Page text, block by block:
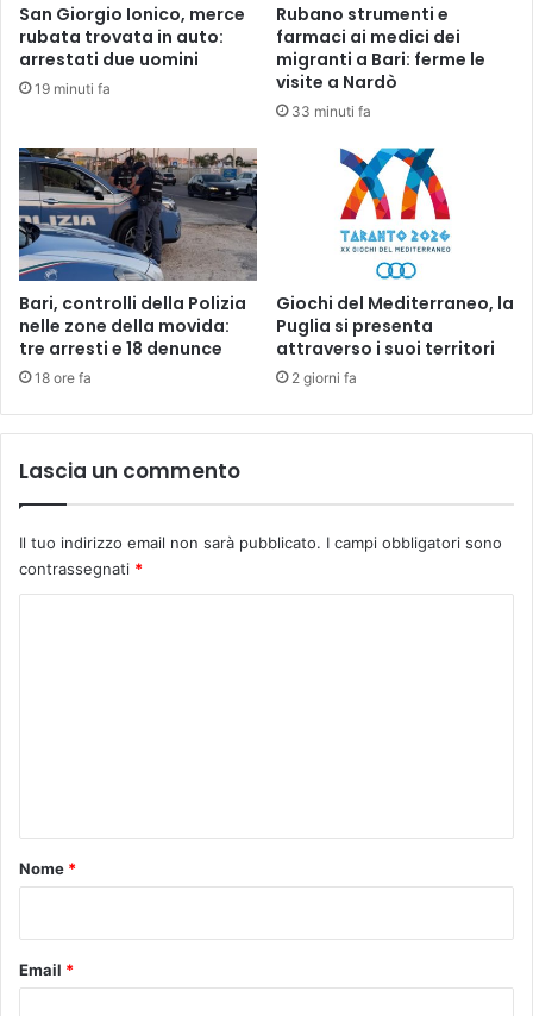
San Giorgio Ionico, merce
rubata trovata in auto:
arrestati due uomini
19 minuti fa
Rubano strumenti e
farmaci ai medici dei
migranti a Bari: ferme le
visite a Nardò
33 minuti fa
Bari, controlli della Polizia
nelle zone della movida:
tre arresti e 18 denunce
18 ore fa
Giochi del Mediterraneo, la
Puglia si presenta
attraverso i suoi territori
2 giorni fa
Lascia un commento
Il tuo indirizzo email non sarà pubblicato. I campi obbligatori sono
contrassegnati *
o
Nome *
Email *